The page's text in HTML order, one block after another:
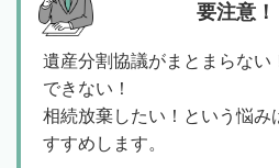
要注意！
遺産分割協議がまとまらない
できない！
相続放棄したい！という悩み
すすめします。